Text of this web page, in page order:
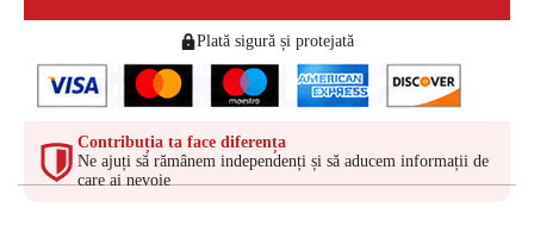
Plată sigură și protejată
Contribuția ta face diferența
Ne ajuți să rămânem independenți și să aducem informații de
care ai nevoie